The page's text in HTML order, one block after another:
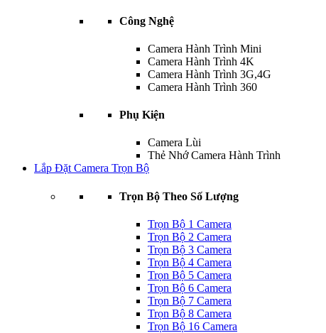
Công Nghệ
Camera Hành Trình Mini
Camera Hành Trình 4K
Camera Hành Trình 3G,4G
Camera Hành Trình 360
Phụ Kiện
Camera Lùi
Thẻ Nhớ Camera Hành Trình
Lắp Đặt Camera Trọn Bộ
Trọn Bộ Theo Số Lượng
Trọn Bộ 1 Camera
Trọn Bộ 2 Camera
Trọn Bộ 3 Camera
Trọn Bộ 4 Camera
Trọn Bộ 5 Camera
Trọn Bộ 6 Camera
Trọn Bộ 7 Camera
Trọn Bộ 8 Camera
Trọn Bộ 16 Camera